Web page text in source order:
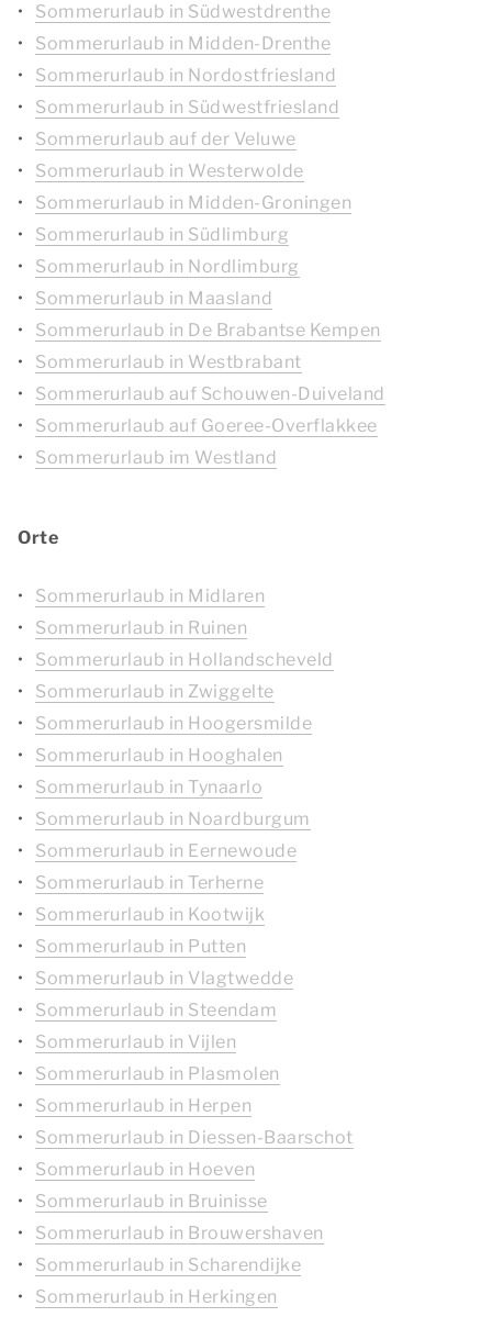
Sommerurlaub in Südwestdrenthe
Sommerurlaub in Midden-Drenthe
Sommerurlaub in Nordostfriesland
Sommerurlaub in Südwestfriesland
Sommerurlaub auf der Veluwe
Sommerurlaub in Westerwolde
Sommerurlaub in Midden-Groningen
Sommerurlaub in Südlimburg
Sommerurlaub in Nordlimburg
Sommerurlaub in Maasland
Sommerurlaub in De Brabantse Kempen
Sommerurlaub in Westbrabant
Sommerurlaub auf Schouwen-Duiveland
Sommerurlaub auf Goeree-Overflakkee
Sommerurlaub im Westland
Orte
Sommerurlaub in Midlaren
Sommerurlaub in Ruinen
Sommerurlaub in Hollandscheveld
Sommerurlaub in Zwiggelte
Sommerurlaub in Hoogersmilde
Sommerurlaub in Hooghalen
Sommerurlaub in Tynaarlo
Sommerurlaub in Noardburgum
Sommerurlaub in Eernewoude
Sommerurlaub in Terherne
Sommerurlaub in Kootwijk
Sommerurlaub in Putten
Sommerurlaub in Vlagtwedde
Sommerurlaub in Steendam
Sommerurlaub in Vijlen
Sommerurlaub in Plasmolen
Sommerurlaub in Herpen
Sommerurlaub in Diessen-Baarschot
Sommerurlaub in Hoeven
Sommerurlaub in Bruinisse
Sommerurlaub in Brouwershaven
Sommerurlaub in Scharendijke
Sommerurlaub in Herkingen